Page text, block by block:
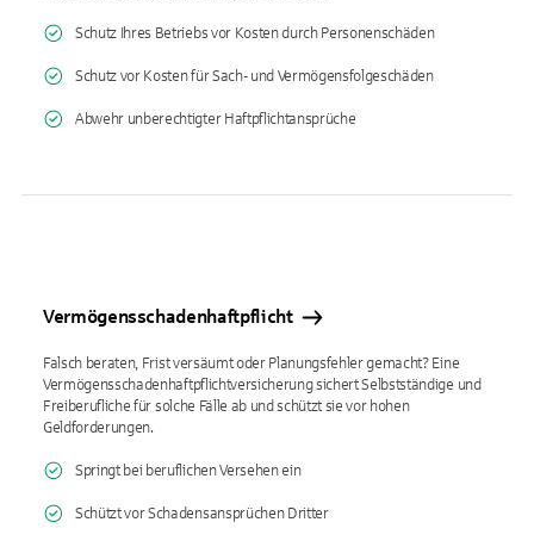
Schutz Ihres Betriebs vor Kosten durch Personenschäden
Schutz vor Kosten für Sach- und Vermögensfolgeschäden
Abwehr unberechtigter Haftpflichtansprüche
Vermögensschadenhaftpflicht
Falsch beraten, Frist versäumt oder Planungsfehler gemacht? Eine
Vermögensschadenhaftpflichtversicherung sichert Selbstständige und
Freiberufliche für solche Fälle ab und schützt sie vor hohen
Geldforderungen.
Springt bei beruflichen Versehen ein
Schützt vor Schadensansprüchen Dritter